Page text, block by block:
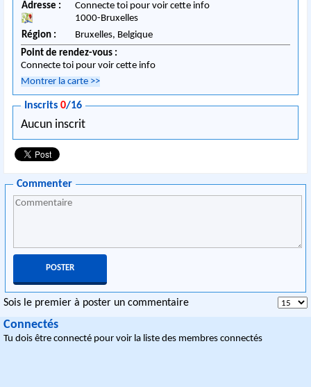
Adresse :
Connecte toi pour voir cette info
1000-Bruxelles
Région :
Bruxelles, Belgique
Point de rendez-vous :
Connecte toi pour voir cette info
Montrer la carte >>
Inscrits0/16
Aucun inscrit
Commenter
Sois le premier à poster un commentaire
Connectés
Tu dois être connecté pour voir la liste des membres connectés